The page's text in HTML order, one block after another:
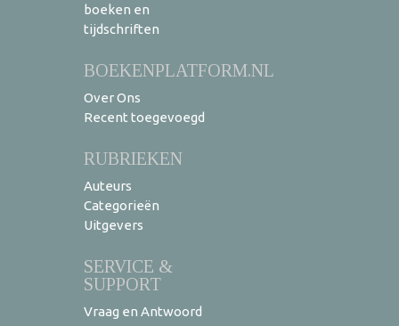
boeken en
tijdschriften
BOEKENPLATFORM.NL
Over Ons
Recent toegevoegd
RUBRIEKEN
Auteurs
Categorieën
Uitgevers
SERVICE &
SUPPORT
Vraag en Antwoord